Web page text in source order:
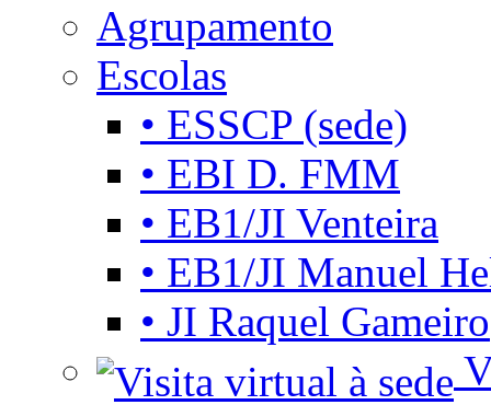
Agrupamento
Escolas
• ESSCP (sede)
• EBI D. FMM
• EB1/JI Venteira
• EB1/JI Manuel
• JI Raquel Gameiro